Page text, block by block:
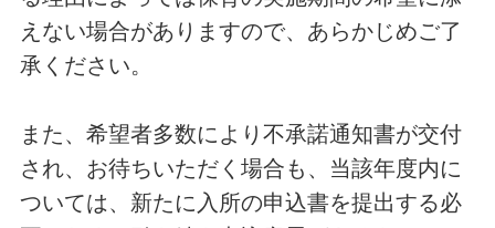
えない場合がありますので、あらかじめご了
承ください。
また、希望者多数により不承諾通知書が交付
され、お待ちいただく場合も、当該年度内に
ついては、新たに入所の申込書を提出する必